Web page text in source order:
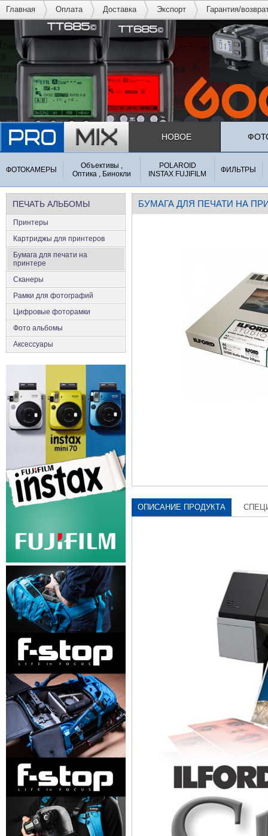
Главная Оплата Доставка Экспорт Гарантия/
НОВОЕ
ФОТОКАМЕРЫ
Объективы ,
Оптика , Бинокли
POLAROID
INSTAX FUJIFILM
ФИЛЬТРЫ
ПЕЧАТЬ АЛЬБОМЫ
Принтеры
Картриджы для принтеров
Бумага для печати на
принтере
Сканеры
Рамки для фотографий
Цифровые фоторамки
Фото альбомы
Аксесcуары
БУМАГА ДЛЯ ПЕЧАТИ НА
ОПИСАНИЕ ПРОДУКТА